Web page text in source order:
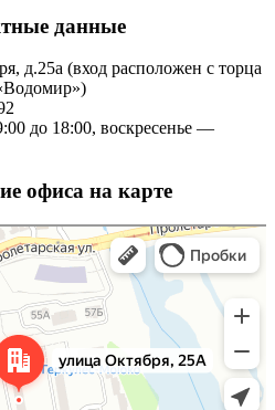
данные
д.25а (вход расположен с торца
до 18:00, воскресенье —
офиса на карте